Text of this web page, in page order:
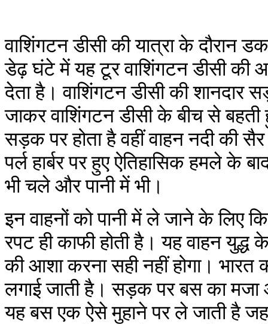
वाशिंगटन डीसी की यात्रा के
डेढ़ घंटे में यह टूर वाशिंगटन डीसी की
देता है। वाशिंगटन डीसी की
जाकर वाशिंगटन डीसी के बीच से बहती
सड़क पर होता है वहीं वाहन नदी की
पर्ल हार्बर पर हुए ऐतिहासिक हमले के
भी चले और पानी में भी।
इन वाहनों को पानी में ले जाने के लिए
रपट ही काफी होती है। यह वाहन युद्ध
की आशा करना सही नहीं होगा।
लगाई जाती है। सड़क पर बस का मजा
यह बस एक ऐसे मुहाने पर ले जाती है